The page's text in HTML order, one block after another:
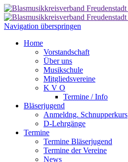
Navigation überspringen
Home
Vorstandschaft
Über uns
Musikschule
Mitgliedsvereine
K V O
Termine / Info
Bläserjugend
Anmeldng. Schnupperkurs
D-Lehrgänge
Termine
Termine Bläserjugend
Termine der Vereine
News